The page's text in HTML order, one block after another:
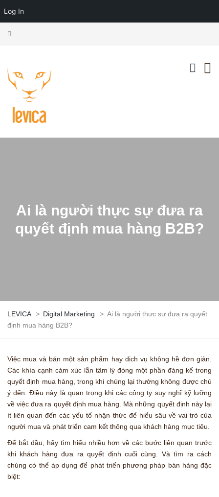
Ai là người thực sự đưa ra
quyết định mua hàng B2B?
LEVICA > Digital Marketing > Ai là người thực sự đưa ra quyết
định mua hàng B2B?
Việc mua và bán một sản phẩm hay dịch vụ không hề đơn giản.
Các khía cạnh cảm xúc lẫn tâm lý đóng một phần đáng kể trong
quyết định mua hàng, trong khi chúng lại thường không được chú
ý đến. Điều này là quan trọng khi các công ty suy nghĩ kỹ lưỡng
về việc đưa ra quyết định mua hàng. Mà những quyết định này lại
ít liên quan đến các yếu tố nhận thức để hiểu sâu về vai trò của
người mua và phát triển cam kết thông qua khách hàng mục tiêu.
Để bắt đầu, hãy tìm hiểu nhiều hơn về các bước liên quan trước
khi khách hàng đưa ra quyết định cuối cùng. Và tìm ra cách
chúng có thể áp dụng để phát triển phương pháp bán hàng đặc
biệt:
Log In